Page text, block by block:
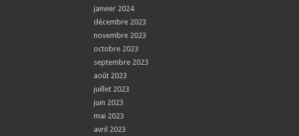
janvier 2024
décembre 2023
novembre 2023
octobre 2023
septembre 2023
août 2023
juillet 2023
juin 2023
mai 2023
avril 2023